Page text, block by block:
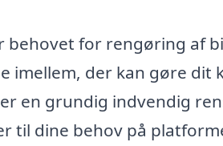
behovet for rengøring af
imellem, der kan gøre dit
en grundig indvendig
til dine behov på